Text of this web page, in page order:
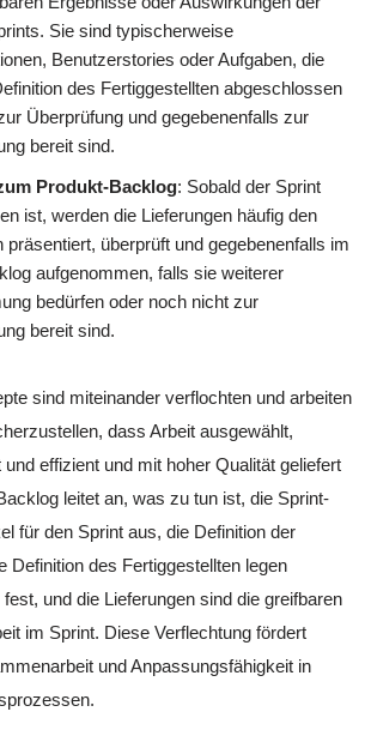
Sie sind typischerweise
Benutzerstories oder Aufgaben, die
des Fertiggestellten abgeschlossen
Überprüfung und gegebenenfalls zur
bereit sind.
Produkt-Backlog: Sobald der Sprint
ist, werden die Lieferungen häufig den
präsentiert, überprüft und gegebenenfalls im
aufgenommen, falls sie weiterer
bedürfen oder noch nicht zur
bereit sind.
sind miteinander verflochten und arbeiten
dass Arbeit ausgewählt,
effizient und mit hoher Qualität geliefert
leitet an, was zu tun ist, die Sprint-
für den Sprint aus, die Definition der
Definition des Fertiggestellten legen
und die Lieferungen sind die greifbaren
im Sprint. Diese Verflechtung fördert
und Anpassungsfähigkeit in